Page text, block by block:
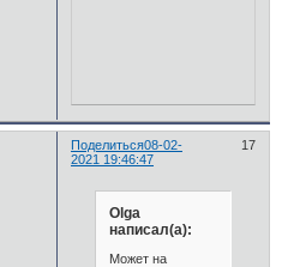
Поделиться 17
08-02-
2021 19:46:47
Olga
написал(а):
Может на